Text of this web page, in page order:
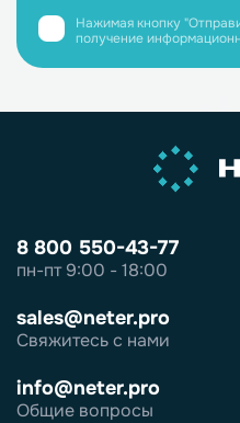
Нажимая кнопку
получение
8 800 550-43-77
пн-пт 9:00 - 18:00
sales@neter.pro
Свяжитесь с нами
info@neter.pro
Общие вопросы